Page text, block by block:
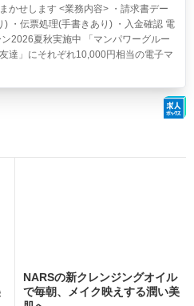
かせします <業務内容> ・請求書デー
・伝票処理(手書きあり) ・入金確認 電
2026夏秋実施中 「マンパワーグルー
達」にそれぞれ10,000円相当の電子マ
NARSの新クレンジングオイル
で毎朝、メイク映えする潤い美